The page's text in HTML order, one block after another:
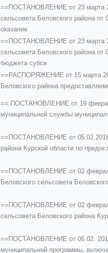
==ПОСТАНОВЛЕНИЕ от 23 марта
сельсовета Беловского района
оказание
==ПОСТАНОВЛЕНИЕ от 23 марта
сельсовета Беловского района
бюджета субси
==РАСПОРЯЖЕНИЕ от 15 марта
Беловского района
== ПОСТАНОВЛЕНИЕ от 19
муниципальной службы
==ПОСТАНОВЛЕНИЕ от 05.02.2018
района Курской области по
==ПОСТАНОВЛЕНИЕ от 02 февраля
Беловского сельсовета
==ПОСТАНОВЛЕНИЕ от 02 февраля
сельсовета Беловского района
==ПОСТАНОВЛЕНИЕ от 06.02. 2018
муниципальной программы,